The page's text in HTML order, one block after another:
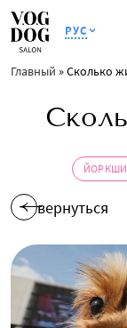
РУС
Главный »Сколько
вернуться